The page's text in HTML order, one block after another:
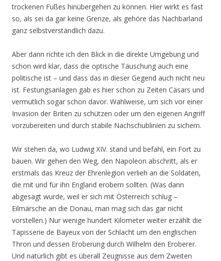
trockenen Fußes hinübergehen zu können. Hier wirkt es fast
so, als sei da gar keine Grenze, als gehöre das Nachbarland
ganz selbstverständlich dazu.
Aber dann richte ich den Blick in die direkte Umgebung und
schon wird klar, dass die optische Täuschung auch eine
politische ist – und dass das in dieser Gegend auch nicht neu
ist. Festungsanlagen gab es hier schon zu Zeiten Cäsars und
vermutlich sogar schon davor. Wahlweise, um sich vor einer
Invasion der Briten zu schützen oder um den eigenen Angriff
vorzubereiten und durch stabile Nachschublinien zu sichern.
Wir stehen da, wo Ludwig XIV. stand und befahl, ein Fort zu
bauen. Wir gehen den Weg, den Napoleon abschritt, als er
erstmals das Kreuz der Ehrenlegion verlieh an die Soldaten,
die mit und für ihn England erobern sollten. (Was dann
abgesagt wurde, weil er sich mit Österreich schlug –
Eilmärsche an die Donau, man mag sich das gar nicht
vorstellen.) Nur wenige hundert Kilometer weiter erzählt die
Tapisserie de Bayeux von der Schlacht um den englischen
Thron und dessen Eroberung durch Wilhelm den Eroberer.
Und natürlich gibt es überall Zeugnisse aus dem Zweiten